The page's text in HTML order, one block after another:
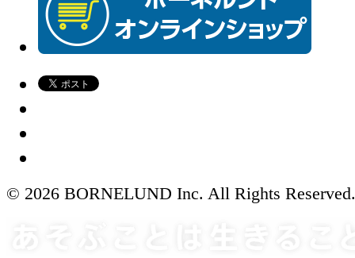
© 2026 BORNELUND Inc. All Rights Reserved.